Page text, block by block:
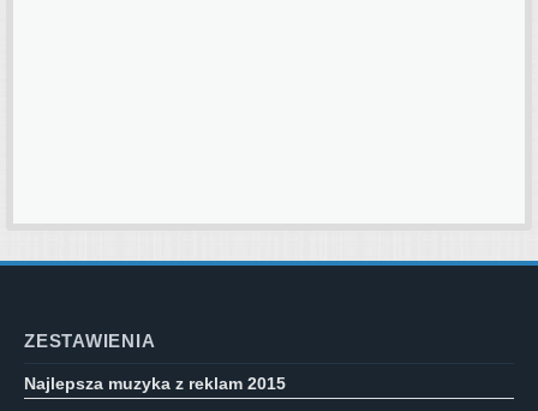
ZESTAWIENIA
Najlepsza muzyka z reklam 2015